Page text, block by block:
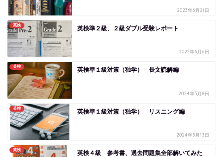
2023年6月21日
英検 英検準２級、２級ダブル受験レポート
2022年6月6日
英検 英検準１級対策（独学） 長文読解編
2024年3月8日
英検 英検準１級対策（独学） リスニング編
2024年3月13日
英検 英検４級 参考書、過去問題集全部解いてみた